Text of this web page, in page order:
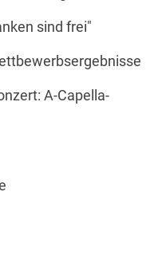
sind frei"
A-Capella-